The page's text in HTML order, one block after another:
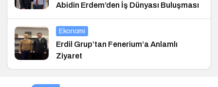
Abidin Erdem’den İş Dünyası Buluşması
Ekonomi
Erdil Grup’tan Fenerium’a Anlamlı
Ziyaret